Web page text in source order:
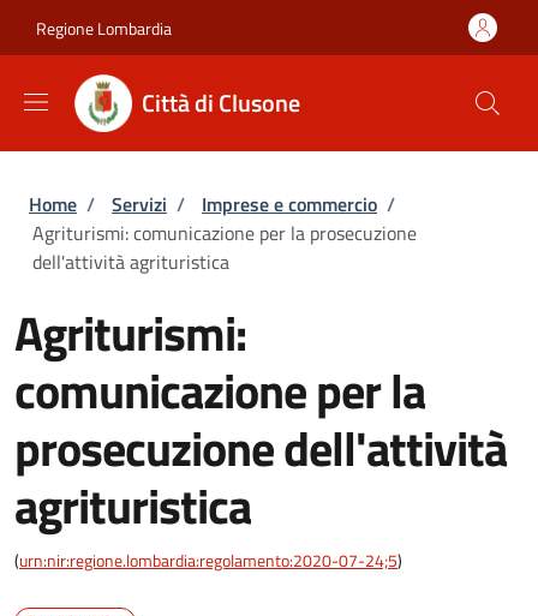
Regione Lombardia
Città di Clusone
Briciole di pane
Home / Servizi / Imprese e commercio /
Agriturismi: comunicazione per la prosecuzione
dell'attività agrituristica
Agriturismi:
comunicazione per la
prosecuzione dell'attività
agrituristica
(urn:nir:regione.lombardia:regolamento:2020-07-24;5)